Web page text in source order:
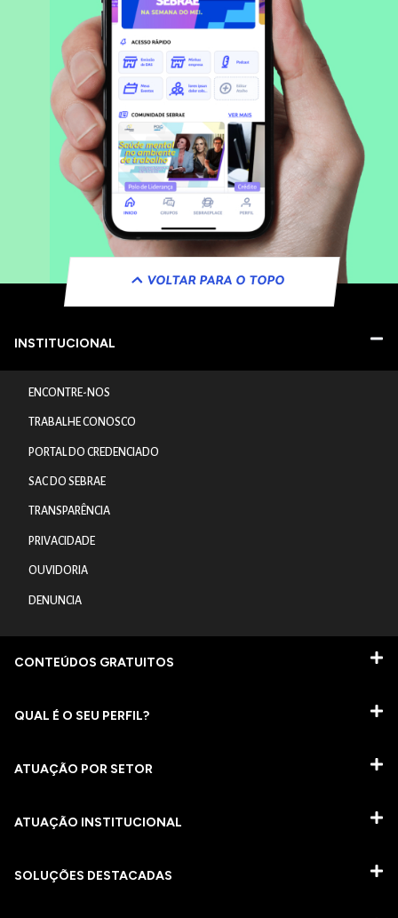
VOLTAR PARA O TOPO
INSTITUCIONAL
ENCONTRE-NOS
TRABALHE CONOSCO
PORTAL DO CREDENCIADO
SAC DO SEBRAE
TRANSPARÊNCIA
PRIVACIDADE
OUVIDORIA
DENUNCIA
CONTEÚDOS GRATUITOS
QUAL É O SEU PERFIL?
ATUAÇÃO POR SETOR
ATUAÇÃO INSTITUCIONAL
SOLUÇÕES DESTACADAS